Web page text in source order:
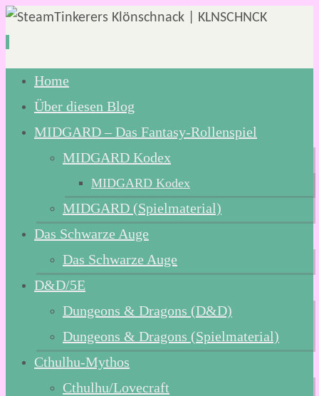
Zum
Inhalt
springen
Home
Über diesen Blog
MIDGARD – Das Fantasy-Rollenspiel
MIDGARD Kodex
MIDGARD Kodex
MIDGARD (Spielmaterial)
Das Schwarze Auge
Das Schwarze Auge
D&D/5E
Dungeons & Dragons (D&D)
Dungeons & Dragons (Spielmaterial)
Cthulhu-Mythos
Cthulhu/Lovecraft